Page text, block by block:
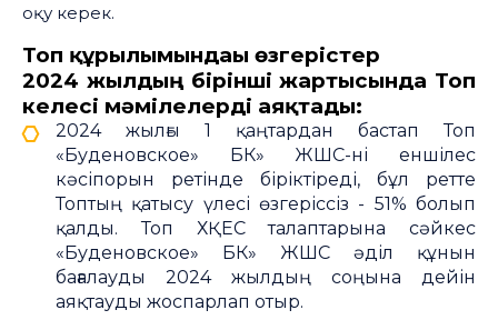
оқу керек.
Топ құрылымындағы өзгерістер
2024 жылдың бірінші жартысында Топ
келесі мәмілелерді аяқтады:
2024 жылғы 1 қаңтардан бастап Топ
«Буденовское» БК» ЖШС-ні еншілес
кәсіпорын ретінде біріктіреді, бұл ретте
Топтың қатысу үлесі өзгеріссіз - 51% болып
қалды. Топ ХҚЕС талаптарына сәйкес
«Буденовское» БК» ЖШС әділ құнын
бағалауды 2024 жылдың соңына дейін
аяқтауды жоспарлап отыр.